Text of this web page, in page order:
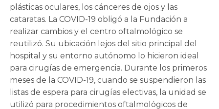
plásticas oculares, los cánceres de ojos y las
cataratas. La COVID-19 obligó a la Fundación a
realizar cambios y el centro oftalmológico se
reutilizó. Su ubicación lejos del sitio principal del
hospital y su entorno autónomo lo hicieron ideal
para cirugías de emergencia. Durante los primeros
meses de la COVID-19, cuando se suspendieron las
listas de espera para cirugías electivas, la unidad se
utilizó para procedimientos oftalmológicos de